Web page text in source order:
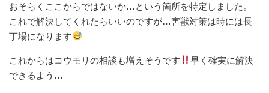
おそらくここからではないか…という箇所を特定しました。
これで解決してくれたらいいのですが…害獣対策は時には長
丁場になります
これからはコウモリの相談も増えそうです
早く確実に解決
できるよう…